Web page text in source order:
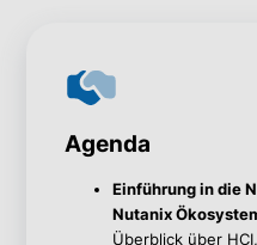
Agenda
Einführung in die
Nutanix
Überblick über